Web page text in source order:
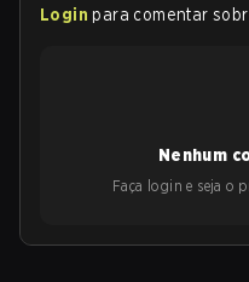
Login para comentar
Nenhum
Faça login e seja o